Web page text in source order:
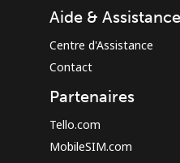
Aide & Assistance
Centre d'Assistance
Contact
Partenaires
Tello.com
MobileSIM.com